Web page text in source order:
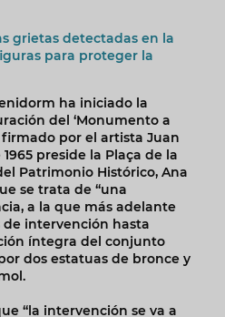
grietas detectadas en la
para proteger la
ha iniciado la
del ‘Monumento a
firmado por el artista Juan
preside la Plaça de la
Patrimonio Histórico, Ana
se trata de “una
a la que más adelante
de intervención hasta
íntegra del conjunto
dos estatuas de bronce y
“la intervención se va a